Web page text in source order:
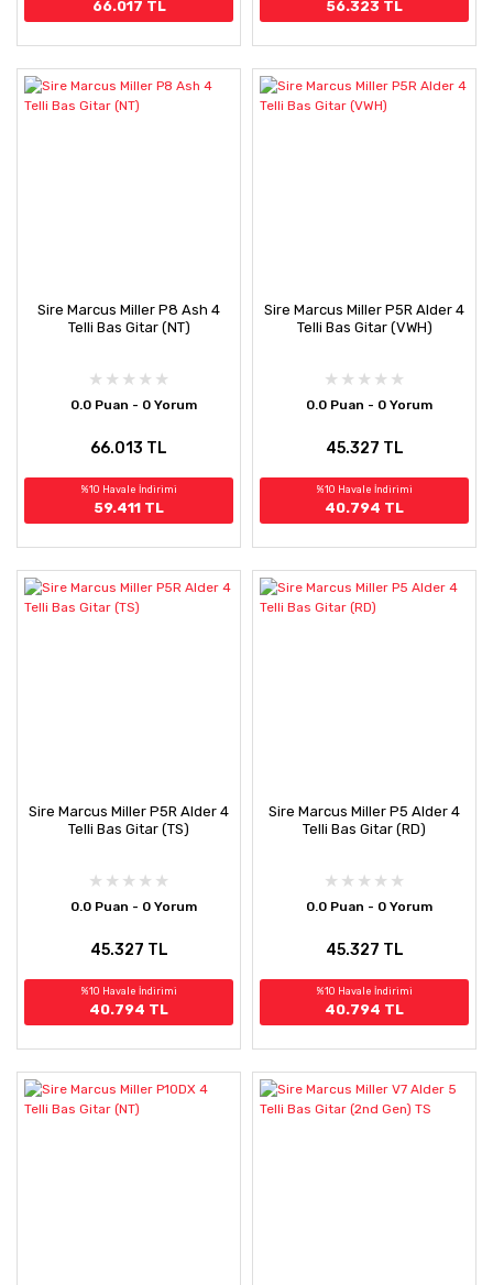
66.017 TL 56.323 TL
Sire Marcus Miller P8 Ash 4
Telli Bas Gitar (NT)
0.0 Puan - 0 Yorum
66.013 TL
%10 Havale İndirimi
59.411 TL
Sire Marcus Miller P5R Alder 4
Telli Bas Gitar (VWH)
0.0 Puan - 0 Yorum
45.327 TL
%10 Havale İndirimi
40.794 TL
Sire Marcus Miller P5R Alder 4
Telli Bas Gitar (TS)
0.0 Puan - 0 Yorum
45.327 TL
%10 Havale İndirimi
40.794 TL
Sire Marcus Miller P5 Alder 4
Telli Bas Gitar (RD)
0.0 Puan - 0 Yorum
45.327 TL
%10 Havale İndirimi
40.794 TL